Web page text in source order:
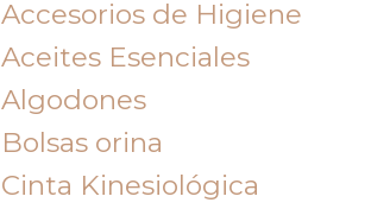
Accesorios de Higiene
Aceites Esenciales
Algodones
Bolsas orina
Cinta Kinesiológica